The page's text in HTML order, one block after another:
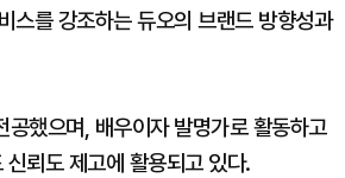
스를 강조하는 듀오의 브랜드 방향성과
했으며, 배우이자 발명가로 활동하고
뢰도 제고에 활용되고 있다.